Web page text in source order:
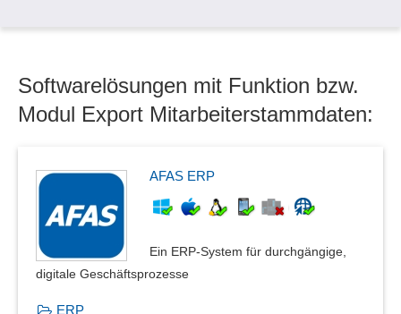
Personalmanagement
Rastergrafiken als PDF
Stellenbeschreibungen
Steuerberaterschnittstelle
Softwarelösungen mit Funktion bzw.
Modul Export Mitarbeiterstammdaten:
AFAS ERP
Ein ERP-System für durchgängige,
digitale Geschäftsprozesse
ERP